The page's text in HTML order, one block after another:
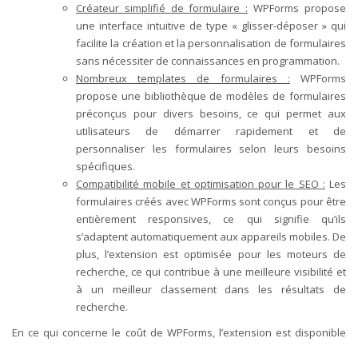
Créateur simplifié de formulaire : WPForms propose
une interface intuitive de type « glisser-déposer » qui
facilite la création et la personnalisation de formulaires
sans nécessiter de connaissances en programmation.
Nombreux templates de formulaires : WPForms
propose une bibliothèque de modèles de formulaires
préconçus pour divers besoins, ce qui permet aux
utilisateurs de démarrer rapidement et de
personnaliser les formulaires selon leurs besoins
spécifiques.
Compatibilité mobile et optimisation pour le SEO : Les
formulaires créés avec WPForms sont conçus pour être
entièrement responsives, ce qui signifie qu’ils
s’adaptent automatiquement aux appareils mobiles. De
plus, l’extension est optimisée pour les moteurs de
recherche, ce qui contribue à une meilleure visibilité et
à un meilleur classement dans les résultats de
recherche.
En ce qui concerne le coût de WPForms, l’extension est disponible